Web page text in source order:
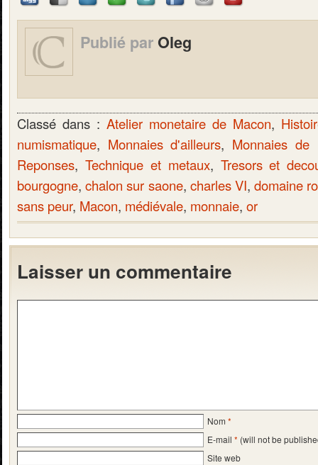
Publié par Oleg
Classé dans : Atelier monetaire de Macon,
numismatique, Monnaies d'ailleurs, Monnaies de
Reponses, Technique et metaux, Tresors et
bourgogne,chalon sur saone, charles VI,domaine
sans peur, Macon, médiévale, monnaie, or
Laisser un commentaire
Nom *
E-mail * (will not be
Site web